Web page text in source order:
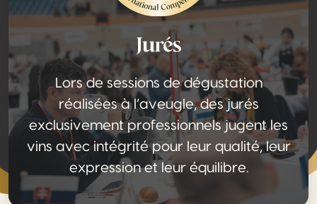
Jurés
Lors de sessions de dégustation
réalisées à l’aveugle, des jurés
exclusivement professionnels jugent les
vins avec intégrité pour leur qualité, leur
expression et leur équilibre.